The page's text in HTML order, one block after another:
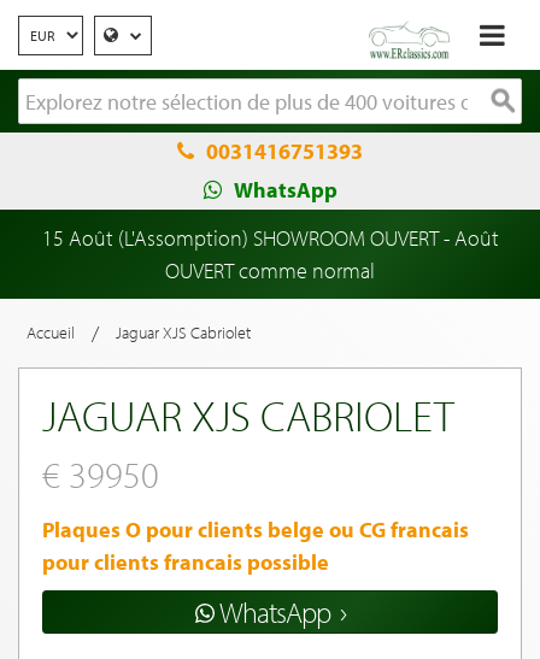
0031416751393
WhatsApp
15 Août (L'Assomption) SHOWROOM OUVERT - Août
OUVERT comme normal
Accueil / Jaguar XJS Cabriolet
JAGUAR XJS CABRIOLET
€ 39950
Plaques O pour clients belge ou CG francais
pour clients francais possible
WhatsApp